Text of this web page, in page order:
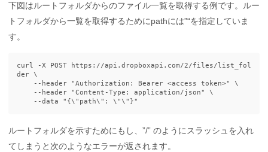
下図はルートフォルダからのファイル一覧を取得する例です。ルー
トフォルダから一覧を取得するためにpathには”“を指定していま
す。
curl -X POST https://api.dropboxapi.com/2/files/list_fol
der \
--header
"Authorization: Bearer <access token>"
\
--header
"Content-Type: application/json"
\
--data
"{ \" path\" : \"\" }"
ルートフォルダを示すためにもし、”/” のようにスラッシュを入れ
てしまうと次のようなエラーが返されます。